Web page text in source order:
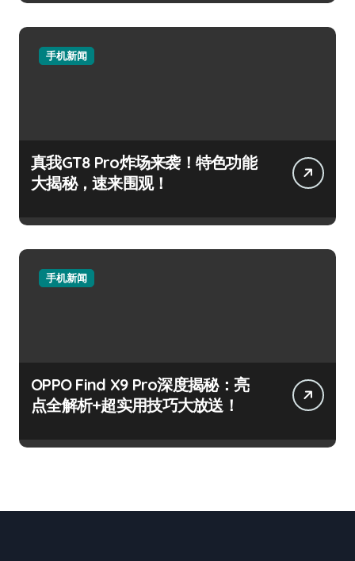
手机新闻
真我GT8 Pro炸场来袭！特色功能
大揭秘，速来围观！
手机新闻
OPPO Find X9 Pro深度揭秘：亮
点全解析+超实用技巧大放送！